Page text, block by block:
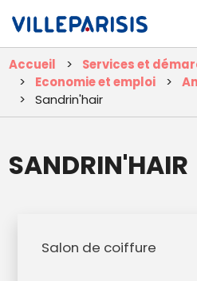
Accueil
Services et
Economie et emploi
Sandrin'hair
SANDRIN'HAIR
Salon de coiffure